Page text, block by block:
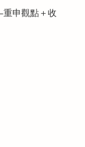
申觀點＋收